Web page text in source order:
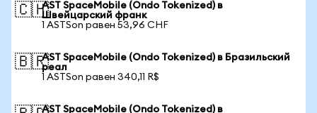
🇨🇭AST SpaceMobile (Ondo Tokenized) в
Швейцарский франк
1 ASTSon равен 53,96 CHF
🇧🇷AST SpaceMobile (Ondo Tokenized) в Бразильский
реал
1 ASTSon равен 340,11 R$
AST SpaceMobile (Ondo Tokenized) в